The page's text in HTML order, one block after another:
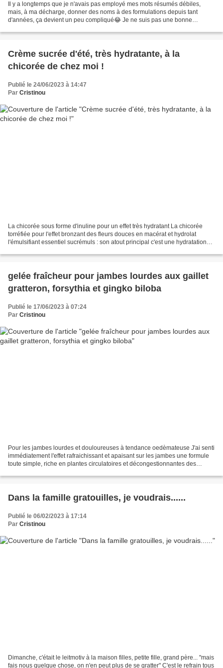
Il y a longtemps que je n'avais pas employé mes mots résumés débiles,
mais, à ma décharge, donner des noms à des formulations depuis tant
d'années, ça devient un peu compliqué😂 Je ne suis pas une bonne
Crème sucrée d'été, très hydratante, à la
chicorée de chez moi !
Publié le 24/06/2023 à 14:47
Par Cristinou
La chicorée sous forme d'inuline pour un effet très hydratant La chicorée
torréfiée pour l'effet bronzant des fleurs douces en macérat et hydrolat
l'émulsifiant essentiel sucrémuls : son atout principal c'est une hydratation
gelée fraîcheur pour jambes lourdes aux gaillet
gratteron, forsythia et gingko biloba
Publié le 17/06/2023 à 07:24
Par Cristinou
Pour les jambes lourdes et douloureuses à tendance oedèmateuse J'ai senti
immédiatement l'effet rafraichissant et apaisant sur les jambes une formule
toute simple, riche en plantes circulatoires et décongestionnantes des
Dans la famille gratouilles, je voudrais......
Publié le 06/02/2023 à 17:14
Par Cristinou
Dimanche, c'était le leitmotiv à la maison filles, petite fille, grand père... "mais
fais nous quelque chose, on n'en peut plus de se gratter" C'est le refrain tous